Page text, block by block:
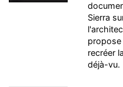
Sierra
propose
recréer
déjà-vu.